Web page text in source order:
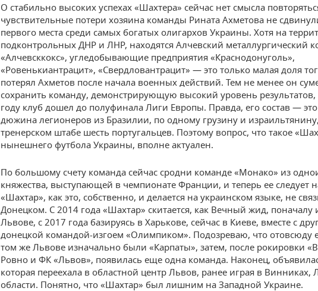
О стабильно высоких успехах «Шахтера» сейчас нет смысла
чувствительные потери хозяина команды Рината Ахметова не
первого места среди самых богатых олигархов Украины. Хотя на
подконтрольных ДНР и ЛНР, находятся Алчевский металлургический
«Алчевсккокс», угледобывающие предприятия «Краснодонуголь»,
«Ровенькиантрацит», «Свердловантрацит» — это только малая доля
потерял Ахметов после начала военных действий. Тем не менее он
сохранить команду, демонстрирующую высокий уровень
году клуб дошел до полуфинала Лиги Европы. Правда, его состав —
дюжина легионеров из Бразилии, по одному грузину и
тренерском штабе шесть португальцев. Поэтому вопрос, что такое
нынешнего футбола Украины, вполне актуален.
По большому счету команда сейчас сродни команде «Монако» из
княжества, выступающей в чемпионате Франции, и теперь ее следует
«Шахтар», как это, собственно, и делается на украинском языке, не
Донецком. С 2014 года «Шахтар» скитается, как Вечный жид, поначалу
Львове, с 2017 года базируясь в Харькове, сейчас в Киеве, вместе с
донецкой командой-изгоем «Олимпиком». Подозреваю, что отовсюду
том же Львове изначально были «Карпаты», затем, после рокировки
Ровно и ФК «Львов», появилась еще одна команда. Наконец,
которая переехала в областной центр Львов, ранее играя в Винниках,
области. Понятно, что «Шахтар» был лишним на Западной Украине.